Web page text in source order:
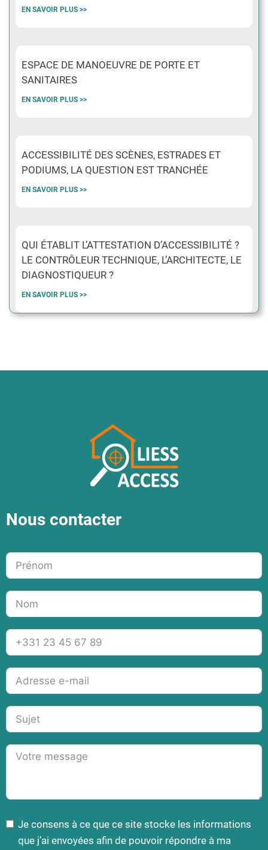
EN SAVOIR PLUS >>
ESPACE DE MANOEUVRE DE PORTE ET
SANITAIRES
EN SAVOIR PLUS >>
ACCESSIBILITÉ DES SCÈNES, ESTRADES ET
PODIUMS, LA QUESTION EST TRANCHÉE
EN SAVOIR PLUS >>
QUI ÉTABLIT L’ATTESTATION D’ACCESSIBILITÉ ?
LE CONTRÔLEUR TECHNIQUE, L’ARCHITECTE, LE
DIAGNOSTIQUEUR ?
EN SAVOIR PLUS >>
Nous contacter
Je consens à ce que ce site stocke les informations
que j’ai envoyées afin de pouvoir répondre à ma